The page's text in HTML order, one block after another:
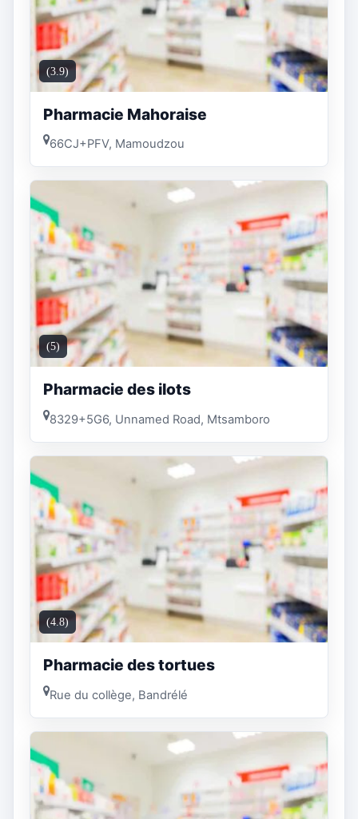
(3.9)
Pharmacie Mahoraise
66CJ+PFV, Mamoudzou
(5)
Pharmacie des ilots
8329+5G6, Unnamed Road, Mtsamboro
(4.8)
Pharmacie des tortues
Rue du collège, Bandrélé